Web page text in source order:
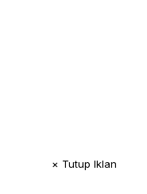
× Tutup Iklan